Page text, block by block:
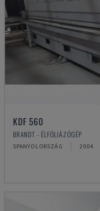
KDF 560
BRANDT - ÉLFÓLIÁZÓGÉP
SPANYOLORSZÁG 2004